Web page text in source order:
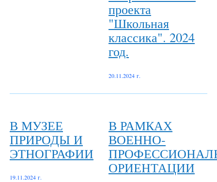
проекта
"Школьная
классика". 2024
год.
20.11.2024 г.
В МУЗЕЕ
ПРИРОДЫ И
ЭТНОГРАФИИ
19.11.2024 г.
В РАМКАХ
ВОЕННО-
ОРИЕНТАЦИИ